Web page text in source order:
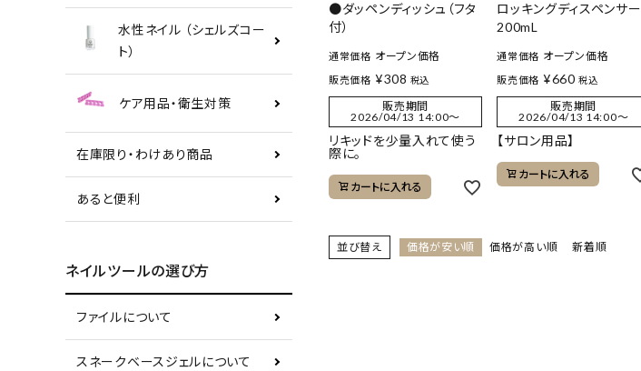
水性ネイル （シェルズコー
ト）
ケア用品・衛生対策
在庫限り・わけあり商品
あると便利
ネイルツールの選び方
ファイルについて
スネークベースジェルについて
●ダッペンディッシュ（フタ
付）
通常価格 オープン価格
販売価格 ¥308 税込
販売期間
2026/04/13 14:00〜
リキッドを少量入れて使う
際に。
カートに入れる
ロッキングディスペンサー
200mL
通常価格 オープン価格
販売価格 ¥660 税込
販売期間
2026/04/13 14:00〜
【サロン用品】
カートに入れる
並び替え 価格が安い順 価格が高い順 新着順